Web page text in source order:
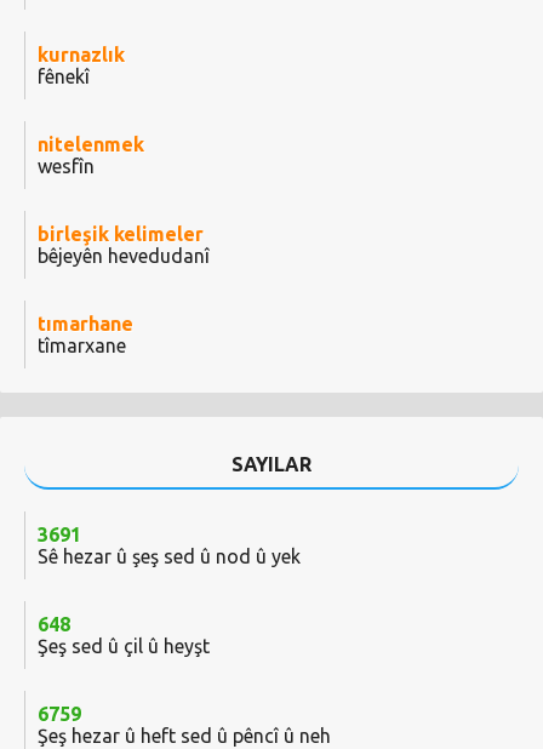
kurnazlık
fênekî
nitelenmek
wesfîn
birleşik kelimeler
bêjeyên hevedudanî
tımarhane
tîmarxane
SAYILAR
3691
Sê hezar û şeş sed û nod û yek
648
Şeş sed û çil û heyşt
6759
Şeş hezar û heft sed û pêncî û neh